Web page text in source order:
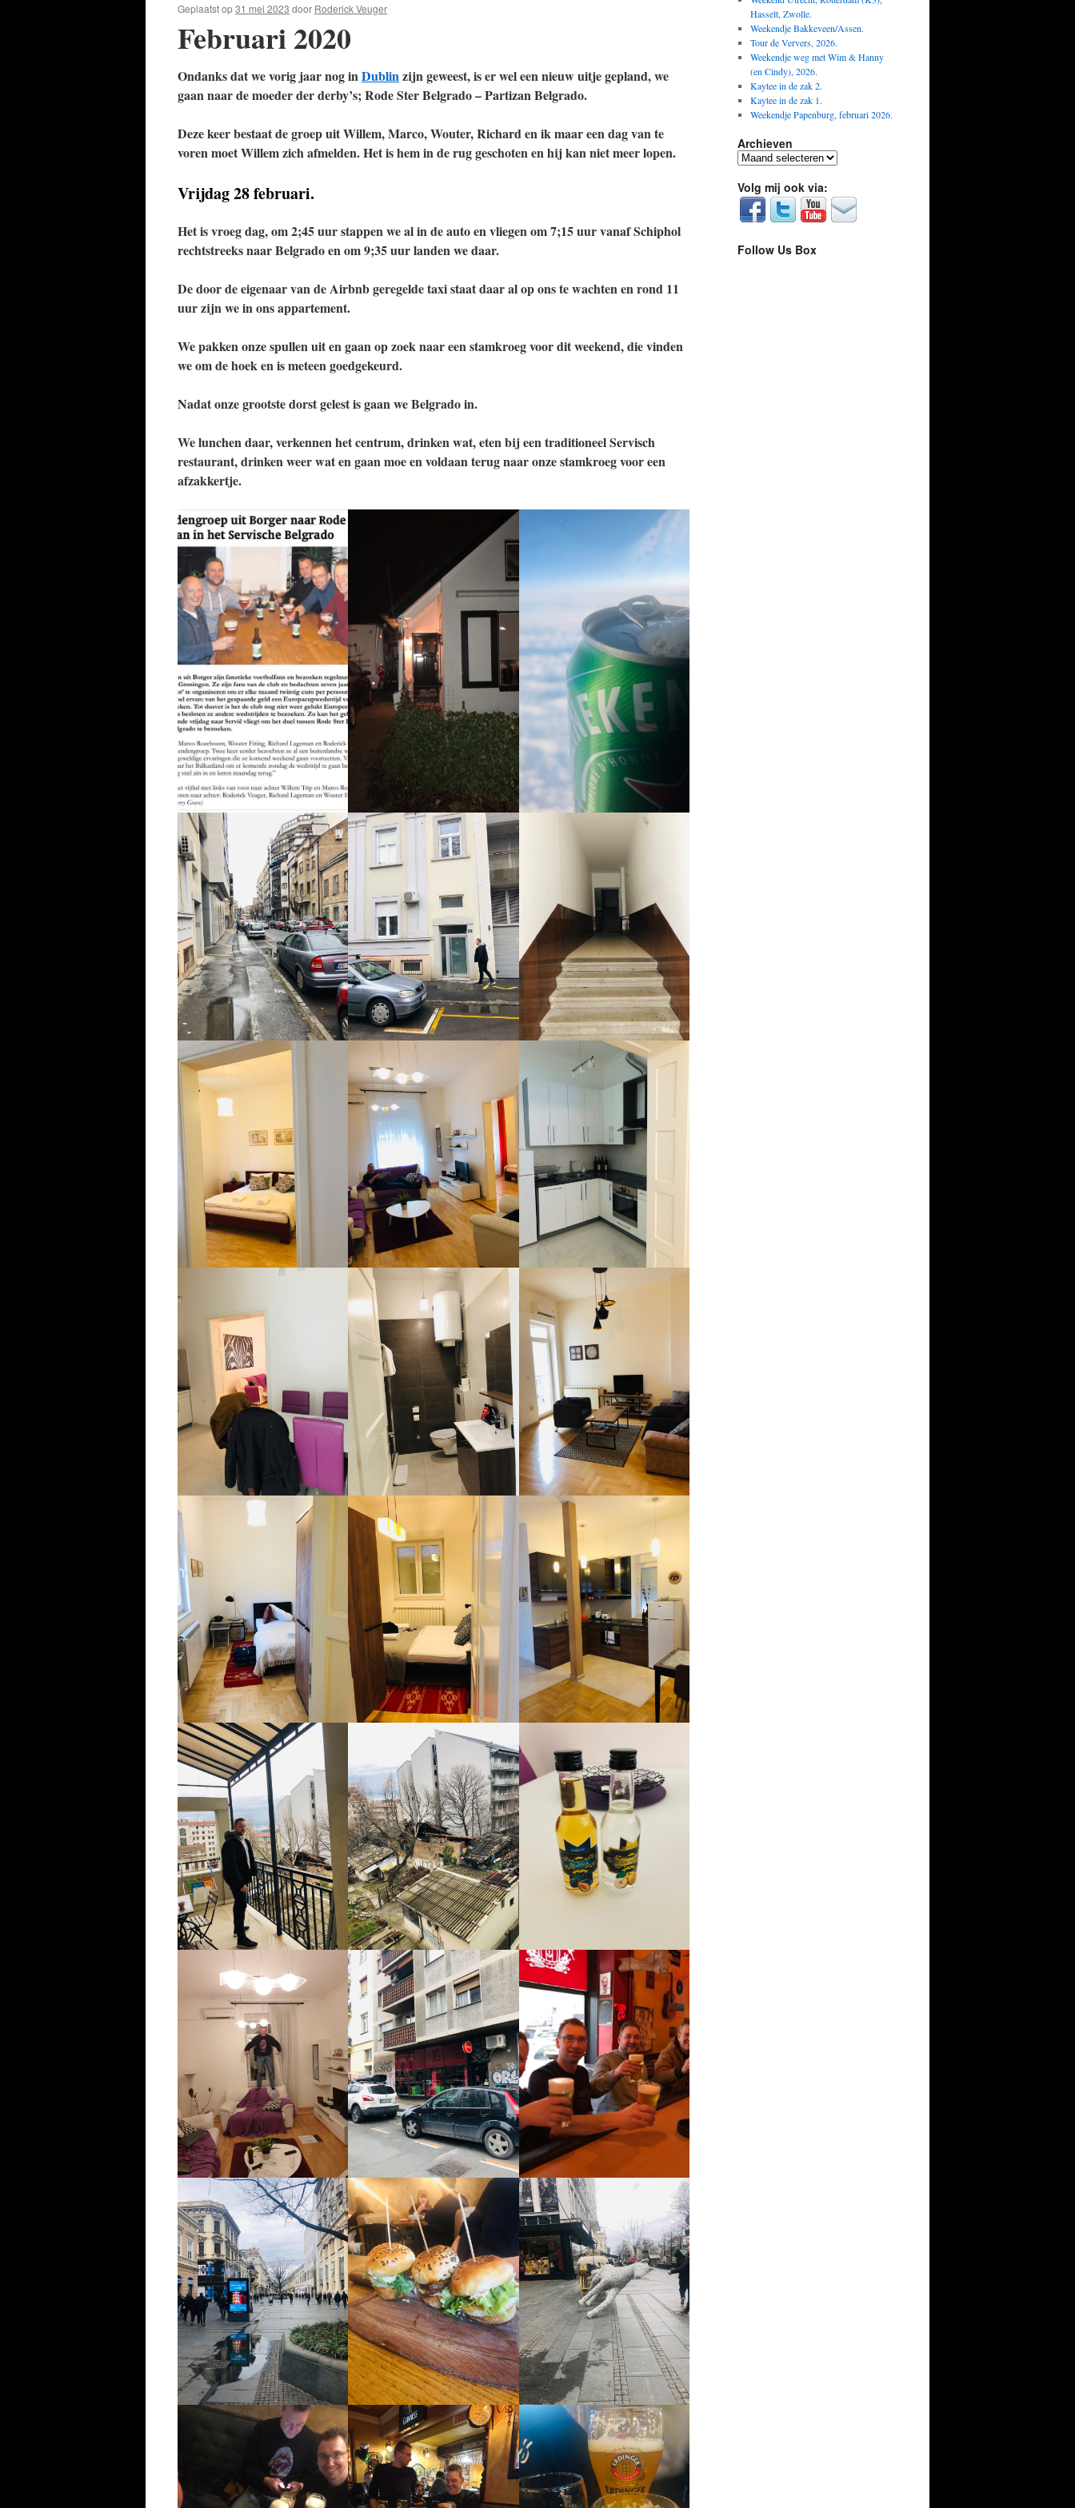
Geplaatst op31 mei 2023 door Roderick Veuger
Februari 2020
Ondanks dat we vorig jaar nog inDublinzijn geweest, is er wel een nieuw uitje gepland, we
gaan naar de moeder der derby’s; Rode Ster Belgrado – Partizan Belgrado.
Deze keer bestaat de groep uit Willem, Marco, Wouter, Richard en ik maar een dag van te
voren moet Willem zich afmelden. Het is hem in de rug geschoten en hij kan niet meer lopen.
Vrijdag 28 februari.
Het is vroeg dag, om 2;45 uur stappen we al in de auto en vliegen om 7;15 uur vanaf Schiphol
rechtstreeks naar Belgrado en om 9;35 uur landen we daar.
De door de eigenaar van de Airbnb geregelde taxi staat daar al op ons te wachten en rond 11
uur zijn we in ons appartement.
We pakken onze spullen uit en gaan op zoek naar een stamkroeg voor dit weekend, die vinden
we om de hoek en is meteen goedgekeurd.
Nadat onze grootste dorst gelest is gaan we Belgrado in.
We lunchen daar, verkennen het centrum, drinken wat, eten bij een traditioneel Servisch
restaurant, drinken weer wat en gaan moe en voldaan terug naar onze stamkroeg voor een
afzakkertje.
Hasselt, Zwolle.
Weekendje Bakkeveen/Assen.
Tour de Ververs, 2026.
Weekendje weg met Wim & Hanny
(en Cindy), 2026.
Kaytee in de zak 2.
Kaytee in de zak 1.
Weekendje Papenburg, februari 2026.
Archieven
Archieven
Volg mij ook via:
Follow Us Box